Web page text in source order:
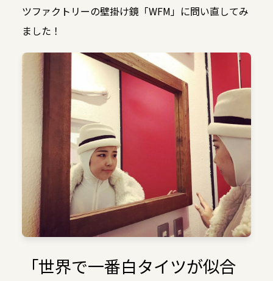
ツファクトリーの壁掛け鏡「WFM」に問い直してみ
ました！
「世界で一番白タイツが似合